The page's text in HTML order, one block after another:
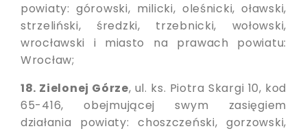
powiaty: górowski, milicki, oleśnicki, oławski,
strzeliński, średzki, trzebnicki, wołowski,
wrocławski i miasto na prawach powiatu:
Wrocław;
18. Zielonej Górze, ul. ks. Piotra Skargi 10, kod
65-416, obejmującej swym zasięgiem
działania powiaty: choszczeński, gorzowski,